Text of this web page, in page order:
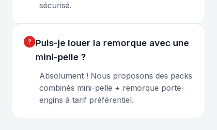
sécurisé.
Puis-je louer la remorque avec une
mini-pelle ?
Absolument ! Nous proposons des packs
combinés mini-pelle + remorque porte-
engins à tarif préférentiel.